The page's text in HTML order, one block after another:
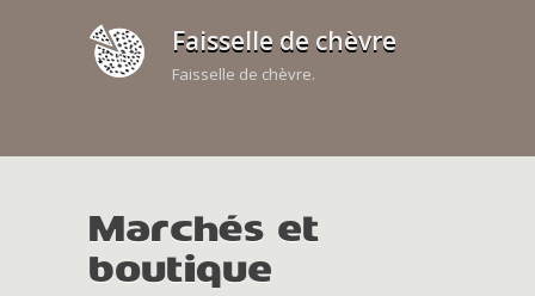
Faisselle de chèvre
Faisselle de chèvre.
Marchés et
boutique